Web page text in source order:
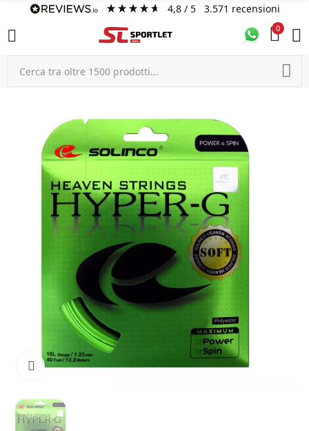
4,8/ 5 3.571 recensioni
0
Click to enlarge